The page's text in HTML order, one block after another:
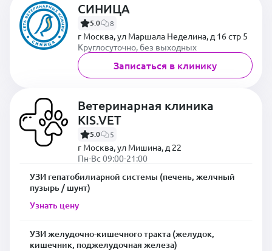
СИНИЦА
5.0 8
г Москва, ул Маршала Неделина, д 16 стр 5
Круглосуточно, без выходных
Записаться в клинику
Ветеринарная клиника
KIS.VET
5.0 5
г Москва, ул Мишина, д 22
Пн-Вс 09:00-21:00
УЗИ гепатобилиарной системы (печень, желчный
пузырь / шунт)
Узнать цену
УЗИ желудочно-кишечного тракта (желудок,
кишечник, поджелудочная железа)